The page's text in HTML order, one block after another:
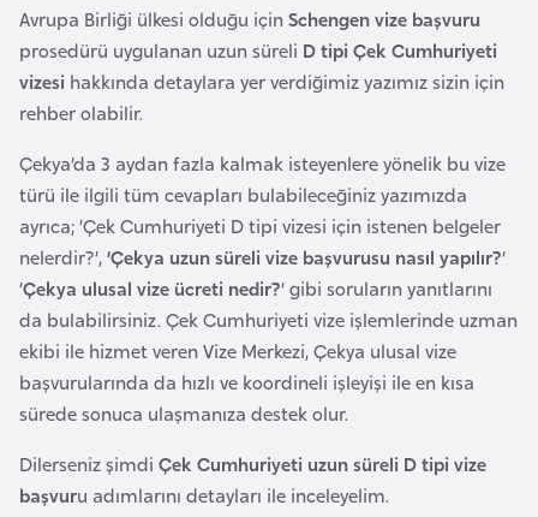
e
İ
ş
l
m
l
e
r
Avrupa Birliği ülkesi olduğu içinSchengen vize başvuru
prosedürü uygulanan uzun süreli D tipi Çek Cumhuriyeti
vizesi hakkında detaylara yer verdiğimiz yazımız sizin için
rehber olabilir.
Çekya’da 3 aydan fazla kalmak isteyenlere yönelik bu vize
türü ile ilgili tüm cevapları bulabileceğiniz yazımızda
ayrıca; ‘Çek Cumhuriyeti D tipi vizesi için istenen belgeler
nelerdir?’,‘Çekya uzun süreli vize başvurusu nasıl yapılır?’
‘Çekya ulusal vize ücreti nedir?’ gibi soruların yanıtlarını
da bulabilirsiniz. Çek Cumhuriyeti vize işlemlerinde uzman
ekibi ile hizmet veren Vize Merkezi, Çekya ulusal vize
başvurularında da hızlı ve koordineli işleyişi ile en kısa
sürede sonuca ulaşmanıza destek olur.
Dilerseniz şimdi Çek Cumhuriyeti uzun süreli D tipi vize
başvuru adımlarını detayları ile inceleyelim.
a
A
z
e
r
b
a
y
c
a
n
a
h